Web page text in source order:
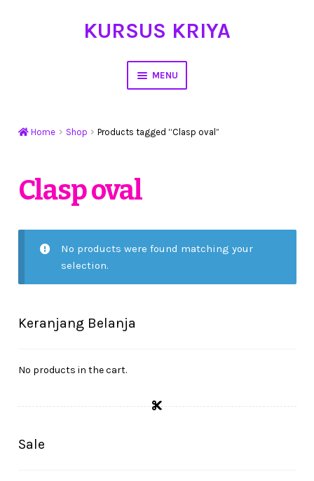
KURSUS KRIYA
MENU
Workshop Membuat Bunga Dari Stocking
My Account
Cart
Cekresi
Home Shop Products tagged “Clasp oval”
Clasp oval
No products were found matching your
selection.
Keranjang Belanja
No products in the cart.
Sale